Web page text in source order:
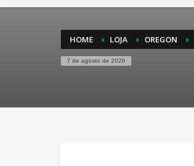
HOME LOJA OREGON
7 de agosto de 2026